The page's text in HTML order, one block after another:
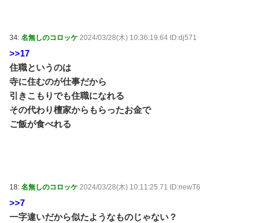
34: 名無しのコロッケ 2024/03/28(木) 10:36:19.64 ID:dj571
>>17
住職というのは
寺に住むのが仕事だから
引きこもりでも住職になれる
その代わり檀家からもらったお金で
ご飯が食べれる
18: 名無しのコロッケ 2024/03/28(木) 10:11:25.71 ID:newT6
>>7
一字違いだから似たようなものじゃない？